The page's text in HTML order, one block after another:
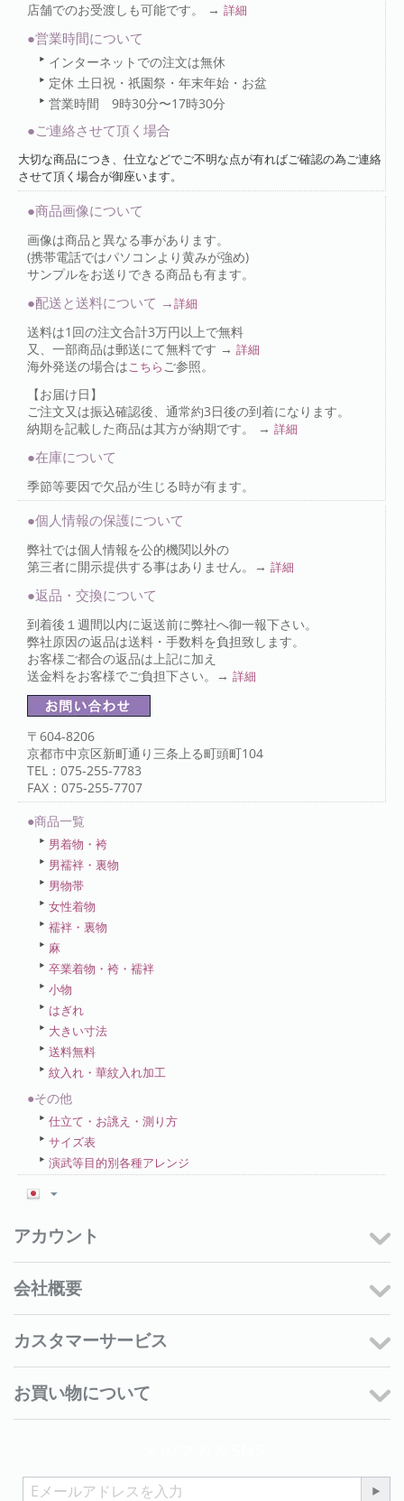
店舗でのお受渡しも可能です。 → 詳細
●営業時間について
インターネットでの注文は無休
定休 土日祝・祇園祭・年末年始・お盆
営業時間 9時30分〜17時30分
●ご連絡させて頂く場合
大切な商品につき、仕立などでご不明な点が有ればご確認の為ご連絡
させて頂く場合が御座います。
●商品画像について
画像は商品と異なる事があります。
(携帯電話ではパソコンより黄みが強め)
サンプルをお送りできる商品も有ます。
●配送と送料について →詳細
送料は1回の注文合計3万円以上で無料
又、一部商品は郵送にて無料です → 詳細
海外発送の場合はこちら ご参照。
【お届け日】
ご注文又は振込確認後、通常約3日後の到着になります。
納期を記載した商品は其方が納期です。 → 詳細
●在庫について
季節等要因で欠品が生じる時が有ます。
●個人情報の保護について
弊社では個人情報を公的機関以外の
第三者に開示提供する事はありません。→ 詳細
●返品・交換について
到着後１週間以内に返送前に弊社へ御一報下さい。
弊社原因の返品は送料・手数料を負担致します。
お客様ご都合の返品は上記に加え
送金料をお客様でご負担下さい。→ 詳細
〒604-8206
京都市中京区新町通り三条上る町頭町104
TEL：075-255-7783
FAX：075-255-7707
●商品一覧
男着物・袴
男襦袢・裏物
男物帯
女性着物
襦袢・裏物
麻
卒業着物・袴・襦袢
小物
はぎれ
大きい寸法
送料無料
紋入れ・華紋入れ加工
●その他
仕立て・お誂え・測り方
サイズ表
演武等目的別各種アレンジ
アカウント
会社概要
カスタマーサービス
お買い物について